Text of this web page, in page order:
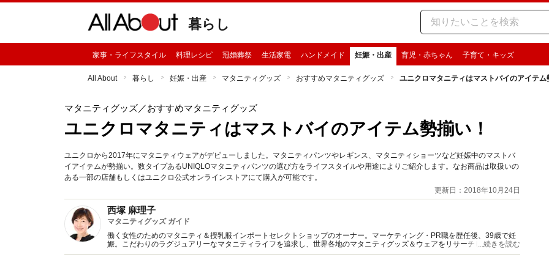
暮らし
家事・ライフスタイル 料理レシピ 冠婚葬祭 生活家電 ハンドメイド 妊娠・出産 育児・赤ちゃん 子育て・キッズ
All About 暮らし 妊娠・出産 マタニティグッズ おすすめマタニティグッズ ユニクロマタニティはマストバイのアイテム
マタニティグッズ／おすすめマタニティグッズ
ユニクロマタニティはマストバイのアイテム勢揃い！
ユニクロから2017年にマタニティウェアがデビューしました。マタニティパンツやレギンス、マタニティショーツなど妊娠中のマストバ
イアイテムが勢揃い。数タイプあるUNIQLOマタニティパンツの選び方をライフスタイルや用途によりご紹介します。なお商品は取扱いの
ある一部の店舗もしくはユニクロ公式オンラインストアにて購入が可能です。
更新日：2018年10月24日
西塚 麻理子
マタニティグッズ ガイド
働く女性のためのマタニティ＆授乳服インポートセレクトショップのオーナー。マーケティング・PR職を歴任後、39歳で妊
娠。こだわりのラグジュアリーなマタニティライフを追求し、世界各地のマタニティグッズ＆ウェアをリサーチした経験を元
に、2012年に「オシャレニンプ.com」を開業。
...続きを読む